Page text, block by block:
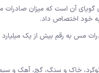
خود اختصاص داد.